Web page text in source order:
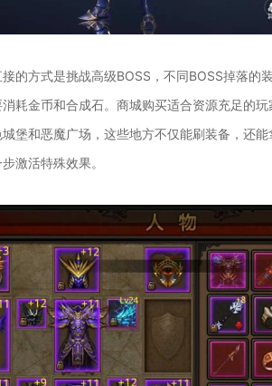
的方式是挑战高级BOSS，不同BOSS掉落的
耗金币和合成石。商城购买适合资源充足的
堡和恶魔广场，这些地方不仅能刷装备，还
激活特殊效果。